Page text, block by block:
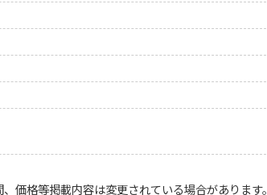
価格等掲載内容は変更されている場合があります。